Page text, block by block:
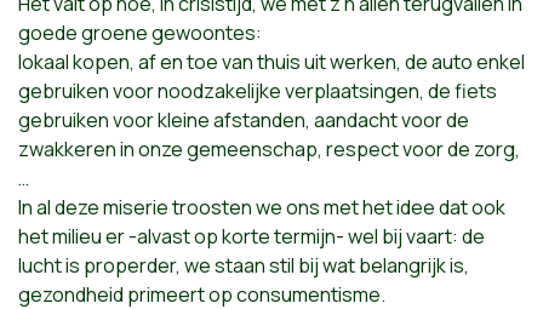
goede groene gewoontes:
lokaal kopen, af en toe van thuis uit werken, de auto enkel
gebruiken voor noodzakelijke verplaatsingen, de fiets
gebruiken voor kleine afstanden, aandacht voor de
zwakkeren in onze gemeenschap, respect voor de zorg,
…
In al deze miserie troosten we ons met het idee dat ook
het milieu er -alvast op korte termijn- wel bij vaart: de
lucht is properder, we staan stil bij wat belangrijk is,
gezondheid primeert op consumentisme.